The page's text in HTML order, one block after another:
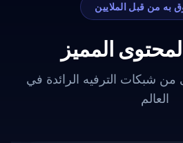
به من قبل الملايين
المميز
من شبكات الترفيه الرائدة في
العالم